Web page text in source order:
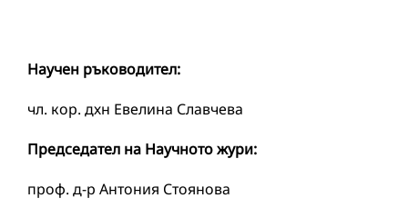
Научeн ръководител:
чл. кор. дхн Евелина Славчева
Председател на Научното жури:
проф. д-р Антония Стоянова